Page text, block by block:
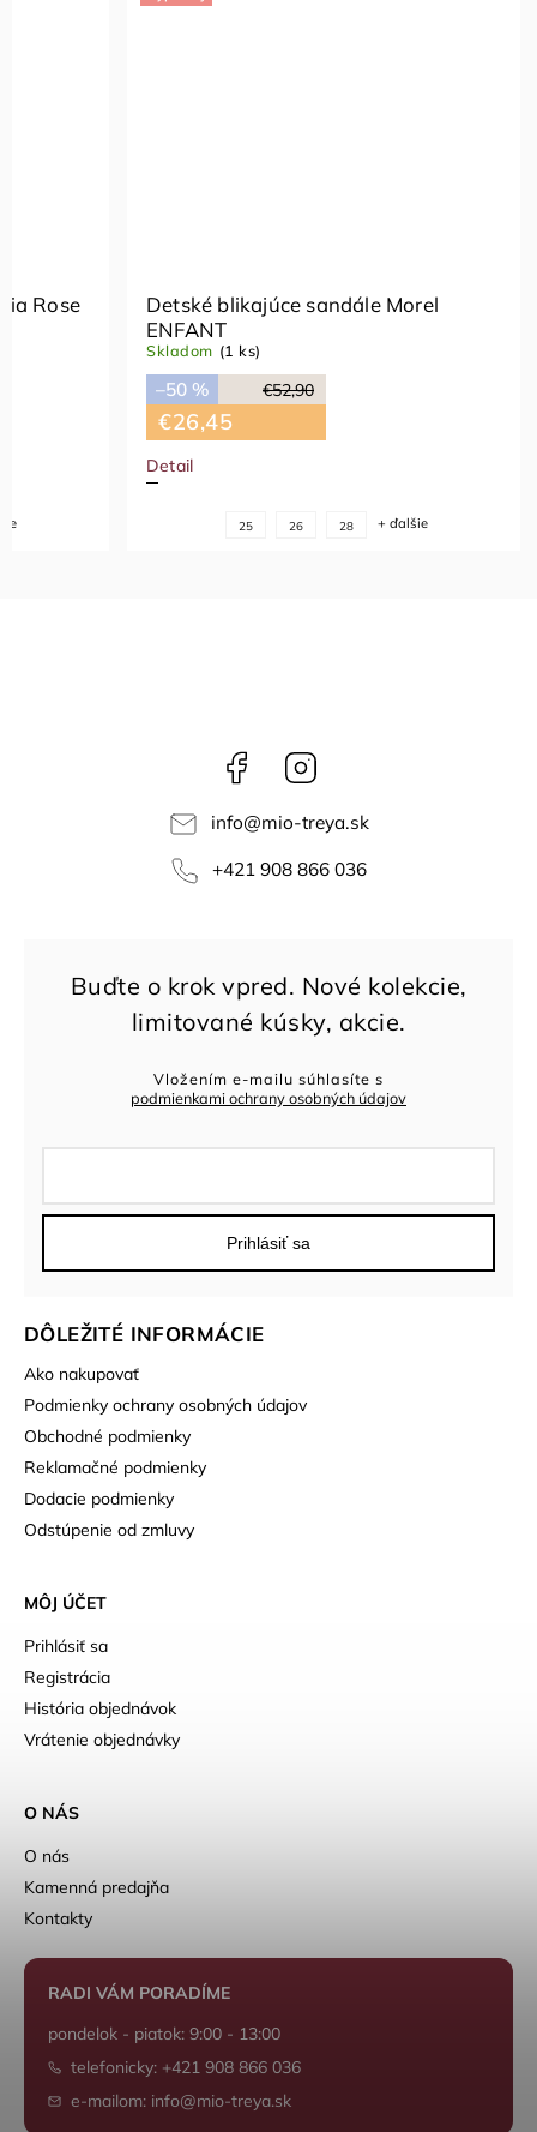
Detské blikajúce sandále Sepia Rose
€52,90
+ ďalšie
Detské
Facebook
info@mio-treya.sk
+421 908 866 036
DÔLEŽITÉ INFORMÁCIE
Ako nakupovať
Podmienky ochrany osobných údajov
Obchodné podmienky
Reklamačné podmienky
Dodacie podmienky
Odstúpenie od zmluvy
MÔJ ÚČET
Prihlásiť sa
Registrácia
História objednávok
Vrátenie objednávky
Vložením e-mailu súhlasíte s
podmienkami ochrany osobných údajov
Prihlásiť sa
O NÁS
O nás
Kamenná predajňa
Kontakty
RADI VÁM PORADÍME
pondelok - piatok: 9:00 - 13:00
telefonicky: +421 908 866 036
e-mailom: info@mio-treya.sk